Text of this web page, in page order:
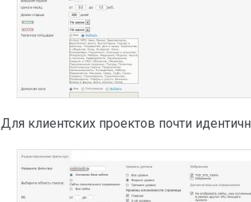
Для клиентских проектов почти